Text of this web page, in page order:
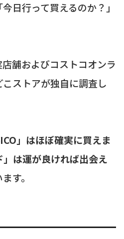
日行って買えるのか？」
舗およびコストコオンラ
ストアが独自に調査し
」はほぼ確実に買えま
は運が良ければ出会え
す。